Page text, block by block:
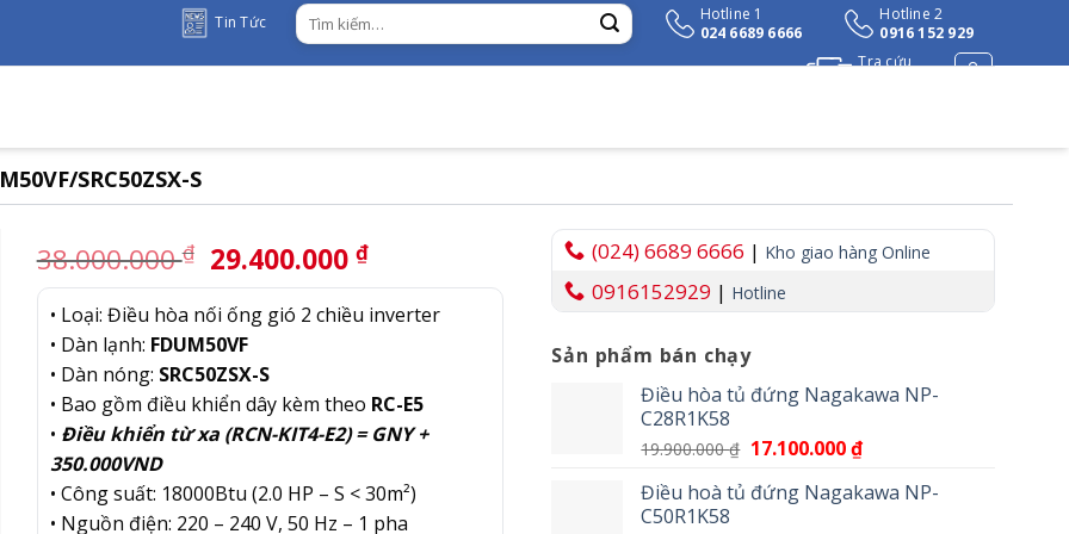
Tin Tức
Tìm
kiếm:
Hotline 1
024 6689 6666
Hotline 2
0916 152 929
Tra cứu
SRC50ZSX-S
38.000.000₫ Giá
gốc
là:
38.000.000 ₫.
29.400.000₫
hiện
tại
• Loại: Điều hòa nối ống gió 2 chiều inverter
• Dàn lạnh: FDUM50VF
• Dàn nóng: SRC50ZSX-S
• Bao gồm điều khiển dây kèm theo RC-E5
• Điều khiển từ xa (RCN-KIT4-E2) = GNY +
350.000VND
• Công suất: 18000Btu (2.0 HP – S < 30m²)
• Nguồn điện: 220 – 240 V, 50 Hz – 1 pha
(024) 6689 6666 | Kho giao hàng Online
0916152929 | Hotline
Sản phẩm bán chạy
Điều hòa tủ đứng Nagakawa NP-
C28R1K58
19.900.000₫ Giá
là:
17.100.000₫Giá
tại
Điều hoà tủ đứng Nagakawa NP-
C50R1K58